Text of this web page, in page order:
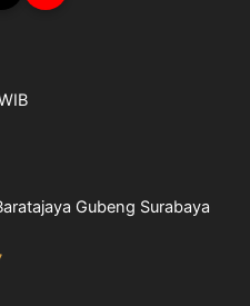
Gubeng Surabaya